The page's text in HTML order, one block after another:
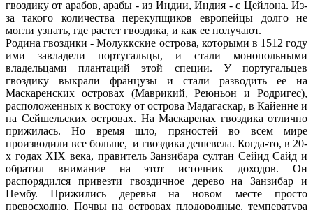
гвоздику от арабов, арабы - из Индии, Индия - с Цейлона. Из-
за такого количества перекупщиков европейцы долго не
могли узнать, где растет гвоздика, и как ее получают.
Родина гвоздики - Молуккские острова, которыми в 1512 году
ими завладели португальцы, и стали монопольными
владельцами плантаций этой специи. У португальцев
гвоздику выкрали французы и стали разводить ее на
Маскаренских островах (Маврикий, Реюньон и Родригес),
расположенных к востоку от острова Мадагаскар, в Кайенне и
на Сейшельских островах. На Маскаренах гвоздика отлично
прижилась. Но время шло, пряностей во всем мире
производили все больше, и гвоздика дешевела. Когда-то, в 20-
х годах XIX века, правитель Занзибара султан Сейид Сайд и
обратил внимание на этот источник доходов. Он
распорядился привезти гвоздичное дерево на Занзибар и
Пембу. Прижились деревья на новом месте просто
превосходно. Почвы на островах плодородные, температура